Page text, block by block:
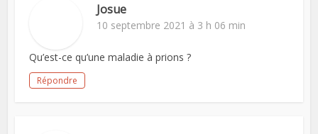
Josue
10 septembre 2021 à 3 h 06 min
Qu’est-ce qu’une maladie à prions ?
Répondre